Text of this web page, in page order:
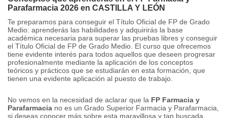
Parafarmacia 2026 en CASTILLA Y LEÓN
Te preparamos para conseguir el Título Oficial de FP de Grado
Medio: aprenderás las habilidades y adquirirás la base
académica necesaria para superar las pruebas libres y conseguir
el Título Oficial de FP de Grado Medio. El curso que ofrecemos
tiene evidente interés para todos aquellos que deseen progresar
profesionalmente mediante la aplicación de los conceptos
teóricos y prácticos que se estudiarán en esta formación, que
tienen una evidente aplicación al puesto de trabajo.
No vemos en la necesidad de aclarar que la FP Farmacia y
Parafarmacia no es un Grado Superior Farmacia y Parafarmacia,
si deseas conocer más sobre esta maravillosa y tan buscada